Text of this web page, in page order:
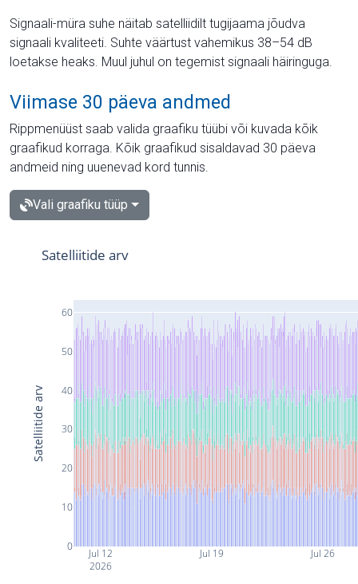
Signaali-müra suhe näitab satelliidilt tugijaama jõudva
signaali kvaliteeti. Suhte väärtust vahemikus 38–54 dB
loetakse heaks. Muul juhul on tegemist signaali häiringuga.
Viimase 30 päeva andmed
Rippmenüüst saab valida graafiku tüübi või kuvada kõik
graafikud korraga. Kõik graafikud sisaldavad 30 päeva
andmeid ning uuenevad kord tunnis.
Vali graafiku tüüp
Jul 12
2026
Jul 19 Jul 26
0
10
20
30
40
50
60
Satelliitide arv
Satelliitide arv